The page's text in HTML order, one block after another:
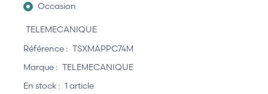
Occasion
TELEMECANIQUE
Référence : TSXMAPPC74M
Marque : TELEMECANIQUE
En stock : 1 article